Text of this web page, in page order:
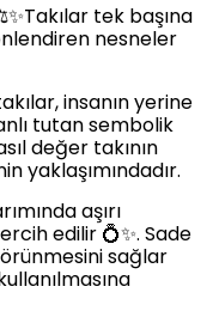
tek başına
nesneler
insanın yerine
tutan sembolik
değer takının
yaklaşımındadır.
aşırı
edilir 💍✨. Sade
sağlar